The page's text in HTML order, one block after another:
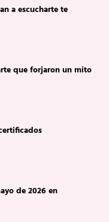
a escucharte te
que forjaron un mito
de 2026 en